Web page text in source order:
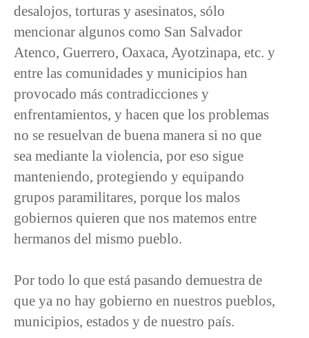
desalojos, torturas y asesinatos, sólo
mencionar algunos como San Salvador
Atenco, Guerrero, Oaxaca, Ayotzinapa, etc. y
entre las comunidades y municipios han
provocado más contradicciones y
enfrentamientos, y hacen que los problemas
no se resuelvan de buena manera si no que
sea mediante la violencia, por eso sigue
manteniendo, protegiendo y equipando
grupos paramilitares, porque los malos
gobiernos quieren que nos matemos entre
hermanos del mismo pueblo.
Por todo lo que está pasando demuestra de
que ya no hay gobierno en nuestros pueblos,
municipios, estados y de nuestro país.